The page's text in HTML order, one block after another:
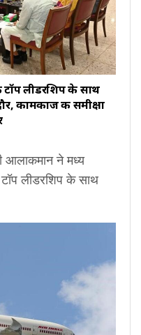
टॉप लीडरशिप के साथ
कामकाज की समीक्षा
आलाकमान ने मध्य
लीडरशिप के साथ